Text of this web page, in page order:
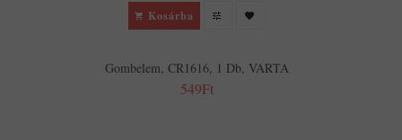
Kosárba
Gombelem, CR1616, 1 Db, VARTA
549Ft